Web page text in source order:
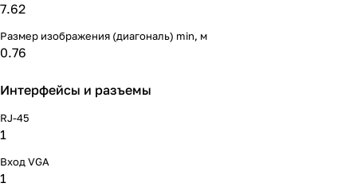
7.62
Размер изображения (диагональ) min, м
0.76
Интерфейсы и разъемы
RJ-45
1
Вход VGA
1